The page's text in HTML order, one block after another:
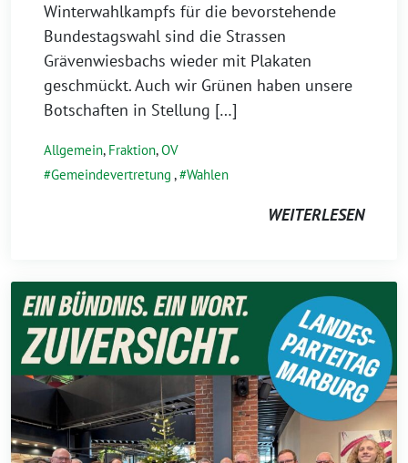
Winterwahlkampfs für die bevorstehende
Bundestagswahl sind die Strassen
Grävenwiesbachs wieder mit Plakaten
geschmückt. Auch wir Grünen haben unsere
Botschaften in Stellung […]
Allgemein, Fraktion,OV
Gemeindevertretung , Wahlen
WEITERLESEN